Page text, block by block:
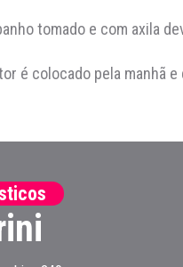
tomado e com axila
é colocado pela manhã